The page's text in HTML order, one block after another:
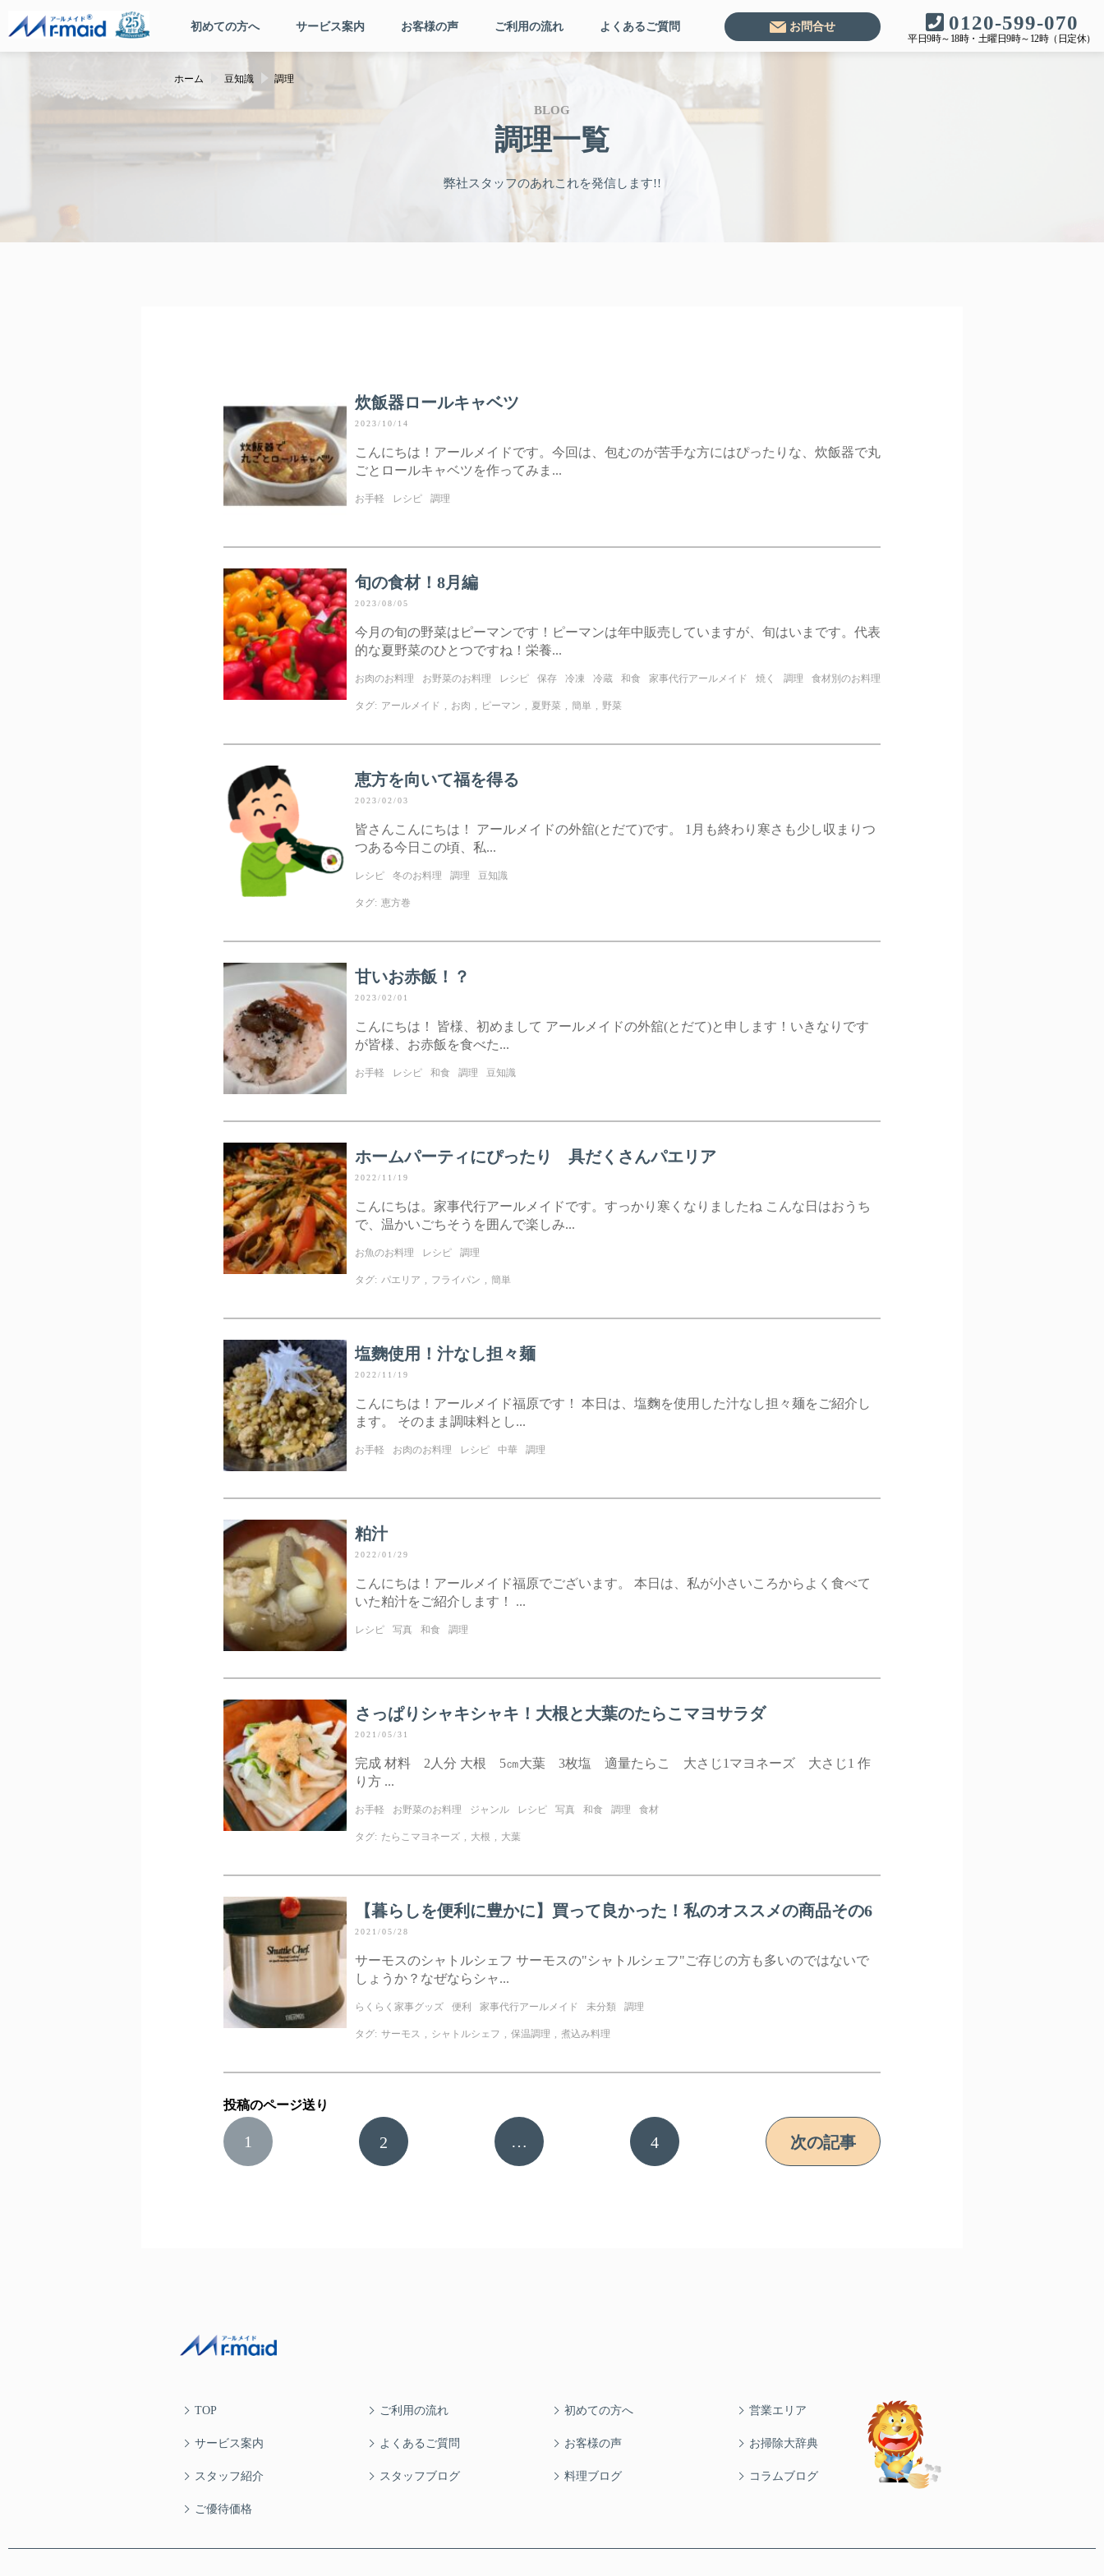
初めての方へ サービス案内 お客様の声 ご利用の流れ よくあるご質問 お問合せ 0120-599-070
平日9時～18時・土曜日9時～12時（日定休）
BLOG
調理一覧
弊社スタッフのあれこれを発信します!!
ホーム 豆知識 調理
炊飯器ロールキャベツ
2023/10/14
こんにちは！アールメイドです。今回は、包むのが苦手な方にはぴったりな、炊飯器で丸
ごとロールキャベツを作ってみま...
お手軽 レシピ 調理
旬の食材！8月編
2023/08/05
今月の旬の野菜はピーマンです！ピーマンは年中販売していますが、旬はいまです。代表
的な夏野菜のひとつですね！栄養...
お肉のお料理 お野菜のお料理 レシピ 保存 冷凍 冷蔵 和食 家事代行アールメイド 焼く 調理 食材別のお料理
タグ: アールメイド , お肉 , ピーマン , 夏野菜 , 簡単 , 野菜
恵方を向いて福を得る
2023/02/03
皆さんこんにちは！ アールメイドの外舘(とだて)です。 1月も終わり寒さも少し収まりつ
つある今日この頃、私...
レシピ 冬のお料理 調理 豆知識
タグ: 恵方巻
甘いお赤飯！？
2023/02/01
こんにちは！ 皆様、初めまして アールメイドの外舘(とだて)と申します！いきなりです
が皆様、お赤飯を食べた...
お手軽 レシピ 和食 調理 豆知識
ホームパーティにぴったり 具だくさんパエリア
2022/11/19
こんにちは。家事代行アールメイドです。すっかり寒くなりましたね こんな日はおうち
で、温かいごちそうを囲んで楽しみ...
お魚のお料理 レシピ 調理
タグ: パエリア , フライパン , 簡単
塩麴使用！汁なし担々麺
2022/11/19
こんにちは！アールメイド福原です！ 本日は、塩麴を使用した汁なし担々麺をご紹介し
ます。 そのまま調味料とし...
お手軽 お肉のお料理 レシピ 中華 調理
粕汁
2022/01/29
こんにちは！アールメイド福原でございます。 本日は、私が小さいころからよく食べて
いた粕汁をご紹介します！ ...
レシピ 写真 和食 調理
さっぱりシャキシャキ！大根と大葉のたらこマヨサラダ
2021/05/31
完成 材料 2人分 大根 5㎝大葉 3枚塩 適量たらこ 大さじ1マヨネーズ 大さじ1 作
り方 ...
お手軽 お野菜のお料理 ジャンル レシピ 写真 和食 調理 食材
タグ: たらこマヨネーズ , 大根 , 大葉
【暮らしを便利に豊かに】買って良かった！私のオススメの商品その6
2021/05/28
サーモスのシャトルシェフ サーモスの"シャトルシェフ"ご存じの方も多いのではないで
しょうか？なぜならシャ...
らくらく家事グッズ 便利 家事代行アールメイド 未分類 調理
タグ: サーモス , シャトルシェフ , 保温調理 , 煮込み料理
投稿のページ送り
1 2 … 4 次の記事
TOP ご利用の流れ 初めての方へ 営業エリア
サービス案内 よくあるご質問 お客様の声 お掃除大辞典
スタッフ紹介 スタッフブログ 料理ブログ コラムブログ
ご優待価格